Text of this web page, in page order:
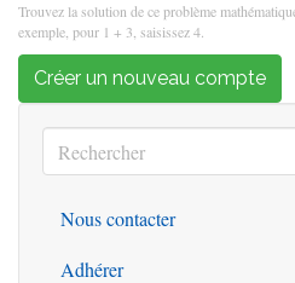
Trouvez la solution de ce problème
exemple, pour 1 + 3, saisissez 4.
Créer un nouveau compte
Rechercher
Rechercher
Outils
Nous contacter
Adhérer